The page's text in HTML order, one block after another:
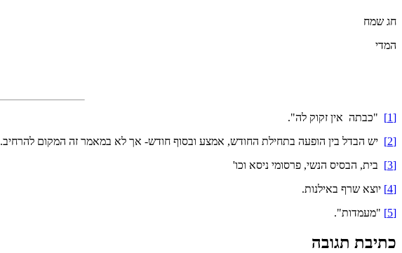
חג שמח
המדי
[1]
"כבתה אין זקוק לה".
[2]
יש הבדל בין הופעה בתחילת החודש, אמצע ובסוף חודש- אך לא במאמר זה המקום להרחיב.
[3]
בית, הבסיס הנשי, פרסומי ניסא וכו'
[4]
יוצא שרף באילנות.
[5]
"מעמדות".
כתיבת תגובה